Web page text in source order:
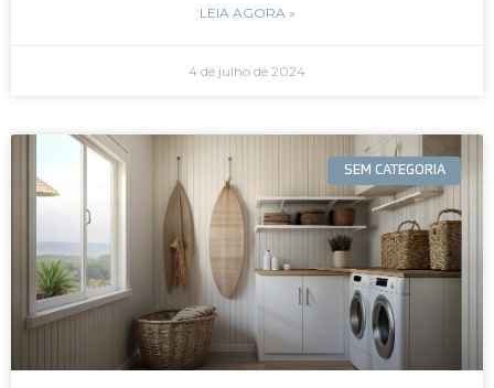
LEIA AGORA »
4 de julho de 2024
SEM CATEGORIA